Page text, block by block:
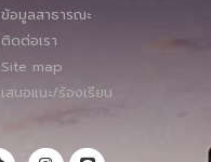
ข้อมูลสาธารณะ
ติดต่อเรา
Site map
เสนอแนะ/ร้องเรียน